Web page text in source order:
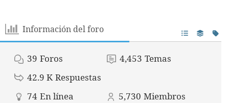
Información del foro
39 Foros 4,453 Temas
42.9 K Respuestas
74 En línea 5,730 Miembros